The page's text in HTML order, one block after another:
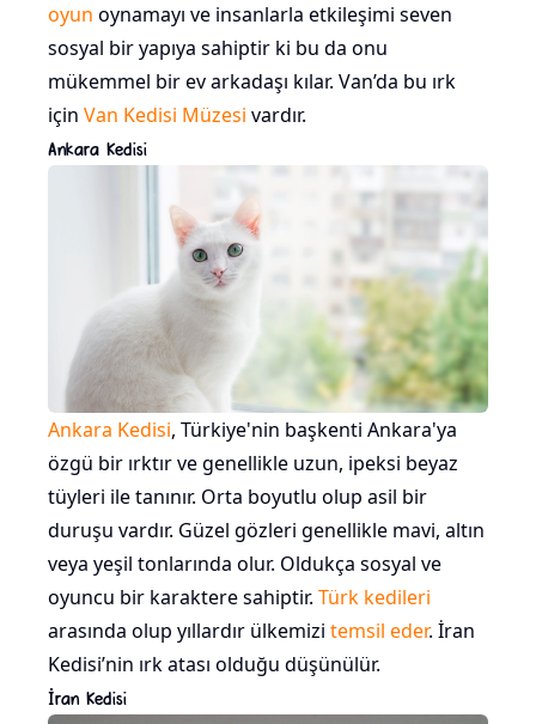
oyun oynamayı ve insanlarla etkileşimi seven
sosyal bir yapıya sahiptir ki bu da onu
mükemmel bir ev arkadaşı kılar. Van’da bu ırk
için Van Kedisi Müzesi vardır.
Ankara Kedisi
Ankara Kedisi, Türkiye'nin başkenti Ankara'ya
özgü bir ırktır ve genellikle uzun, ipeksi beyaz
tüyleri ile tanınır. Orta boyutlu olup asil bir
duruşu vardır. Güzel gözleri genellikle mavi, altın
veya yeşil tonlarında olur. Oldukça sosyal ve
oyuncu bir karaktere sahiptir. Türk kedileri
arasında olup yıllardır ülkemizi temsil eder. İran
Kedisi’nin ırk atası olduğu düşünülür.
İran Kedisi